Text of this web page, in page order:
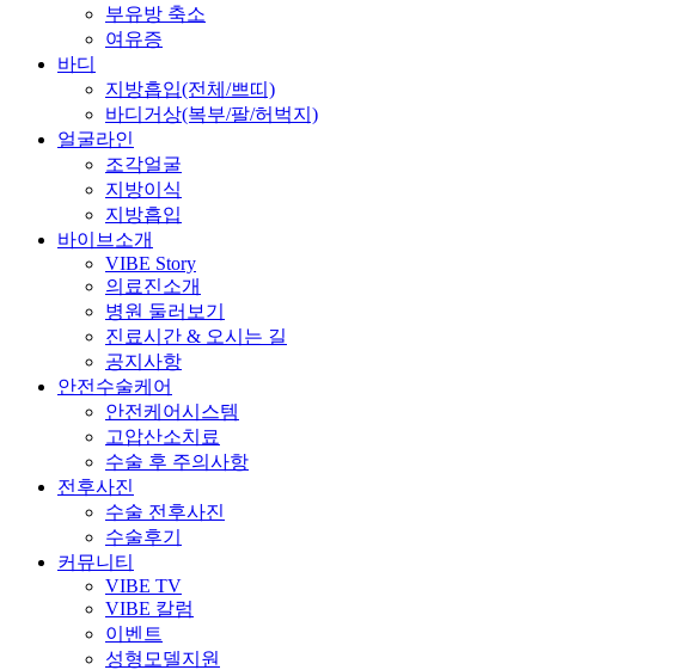
부유방 축소
여유증
바디
지방흡입(전체/쁘띠)
바디거상(복부/팔/허벅지)
얼굴라인
조각얼굴
지방이식
지방흡입
바이브소개
VIBE Story
의료진소개
병원 둘러보기
진료시간 & 오시는 길
공지사항
안전수술케어
안전케어시스템
고압산소치료
수술 후 주의사항
전후사진
수술 전후사진
수술후기
커뮤니티
VIBE TV
VIBE 칼럼
이벤트
성형모델지원